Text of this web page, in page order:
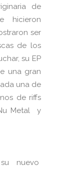
de
hicieron
ser
de los
su EP
una gran
una de
de riffs
Metal y
nuevo